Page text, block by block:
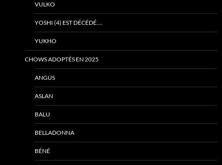
VULKO
YOSHI (4) EST DÉCÉDÉ….
YUKHO
CHOWS ADOPTÉS EN 2025
ANGUS
ASLAN
BALU
BELLADONNA
BÉNÉ